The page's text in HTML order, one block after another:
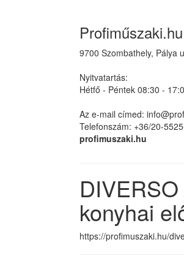
9700 Szombathely, Pálya
Nyitvatartás:
Hétfő - Péntek 08:30 -
Az e-mail címed:
Telefonszám: +36/20-
profimuszaki.hu
konyhai
https://profimuszaki.hu/